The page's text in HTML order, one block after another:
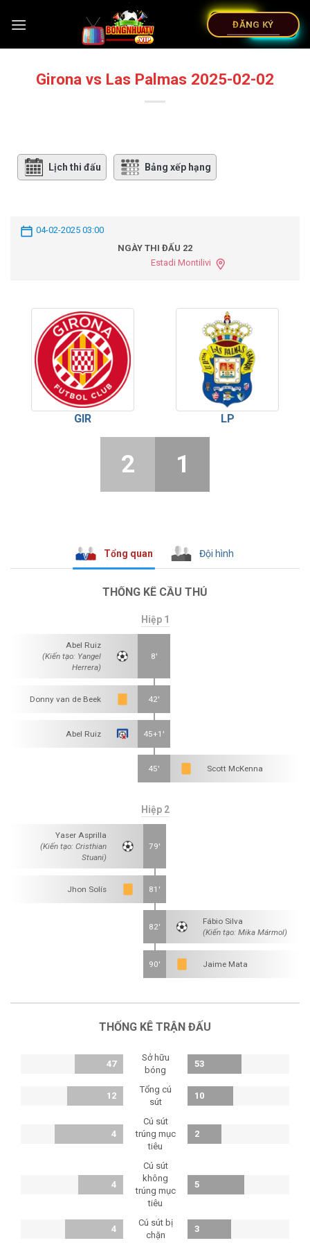
ĐĂNG KÝ
Girona vs Las Palmas 2025-02-02
Lịch thi đấu Bảng xếp hạng
04-02-2025 03:00
NGÀY THI ĐẤU 22
Estadi Montilivi
GIR LP
2 1
Tổng quan Đội hình
THỐNG KÊ CẦU THỦ
Hiệp 1
Abel Ruiz
(Kiến tạo: Yangel
Herrera)
8'
Donny van de Beek 42'
Abel Ruiz 45+1'
45' Scott McKenna
Hiệp 2
Yaser Asprilla
(Kiến tạo: Cristhian
Stuani)
79'
Jhon Solís 81'
82'
Fábio Silva
(Kiến tạo: Mika Mármol)
90' Jaime Mata
THỐNG KÊ TRẬN ĐẤU
47
Sở hữu
bóng
53
12
Tổng cú
sút
10
4
Cú sút
trúng mục
tiêu
2
4
Cú sút
không
trúng mục
tiêu
5
4
Cú sút bị
chặn
3